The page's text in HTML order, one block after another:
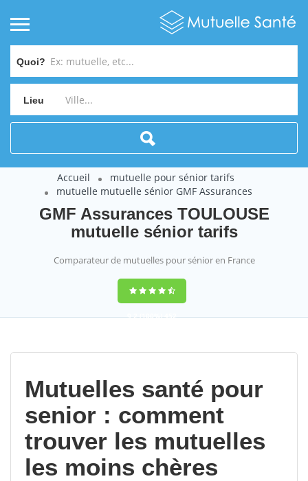
Quoi?
Lieu
Accueil
mutuelle pour sénior tarifs
mutuelle mutuelle sénior GMF Assurances
GMF Assurances TOULOUSE
mutuelle sénior tarifs
Comparateur de mutuelles pour sénior en France
9,2(100%)452
Mutuelles santé pour
senior : comment
trouver les mutuelles
les moins chères